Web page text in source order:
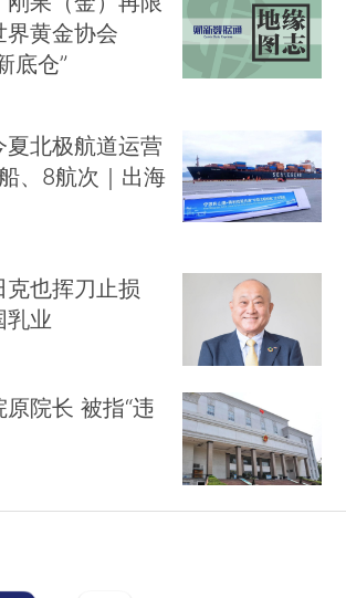
界黄金协会
底仓”
北极航道运营
、8航次｜出海
克也挥刀止损
乳业
院长 被指“违